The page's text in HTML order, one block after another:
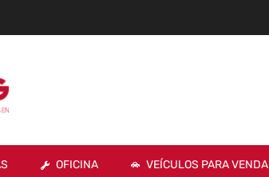
OFICINA VEÍCULOS PARA VENDA